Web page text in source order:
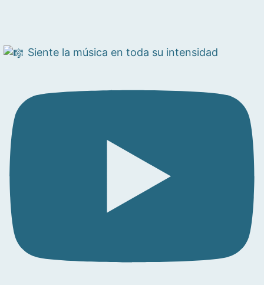
Siente la música en toda su intensidad